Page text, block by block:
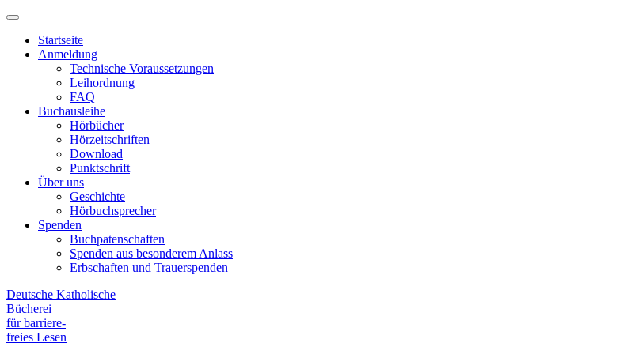
Hauptmenü
Primary
Startseite
Anmeldung
Technische Voraussetzungen
Leihordnung
FAQ
Buchausleihe
Hörbücher
Hörzeitschriften
Download
Punktschrift
Über uns
Geschichte
Hörbuchsprecher
Spenden
Buchpatenschaften
Spenden aus besonderem Anlass
Erbschaften und Trauerspenden
Deutsche Katholische
Bücherei
für barriere-
freies Lesen